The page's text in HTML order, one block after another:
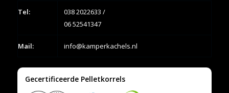
Tel: 038 2022633 /
06 52541347
Mail: info@kamperkachels.nl
Gecertificeerde Pelletkorrels